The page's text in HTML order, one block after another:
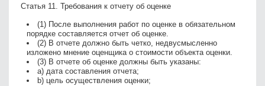
Статья 11. Требования к отчету об оценке
(1) После выполнения работ по оценке в обязательном
порядке составляется отчет об оценке.
(2) В отчете должно быть четко, недвусмысленно
изложено мнение оценщика о стоимости объекта оценки.
(3) В отчете об оценке должны быть указаны:
a) дата составления отчета;
b) цель осуществления оценки;